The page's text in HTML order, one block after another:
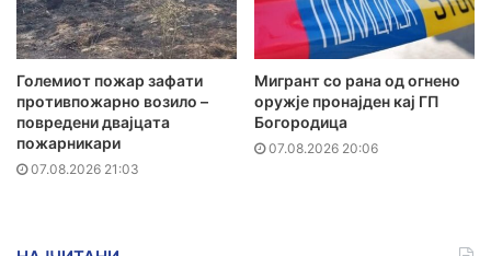
Големиот пожар зафати
противпожарно возило –
повредени двајцата
пожарникари
07.08.2026 21:03
Мигрант со рана од огнено
оружје пронајден кај ГП
Богородица
07.08.2026 20:06